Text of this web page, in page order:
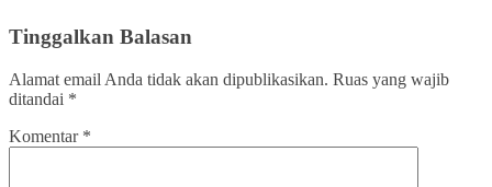
Tinggalkan Balasan
Alamat email Anda tidak akan dipublikasikan. Ruas yang wajib
ditandai *
Komentar *